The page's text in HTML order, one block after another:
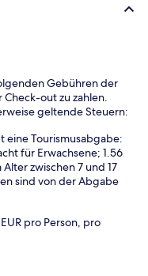
Gebühren der
out zu zahlen.
geltende Steuern:
eine Tourismusabgabe:
für Erwachsene; 1.56
zwischen 7 und 17
sind von der Abgabe
pro Person, pro